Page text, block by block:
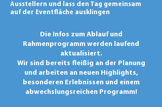
Ausstellern und lass den Tag gemeinsam
auf der Eventfläche ausklingen
Die Infos zum Ablauf und
Rahmenprogramm werden laufend
aktualisiert.
Wir sind bereits fleißig an der Planung
und arbeiten an neuen Highlights,
besonderen Erlebnissen und einem
abwechslungsreichen Programm!